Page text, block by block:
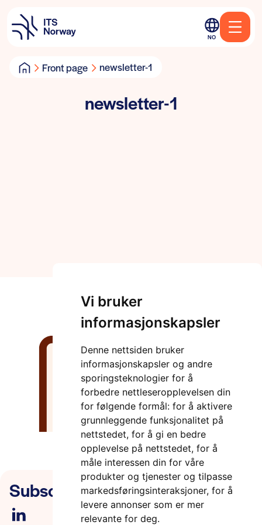
Vi bruker
informasjonskapsler
Denne nettsiden bruker
informasjonskapsler og andre
sporingsteknologier for å
forbedre nettleseropplevelsen din
for følgende formål: for å aktivere
grunnleggende funksjonalitet på
nettstedet, for å gi en bedre
opplevelse på nettstedet, for å
måle interessen din for våre
produkter og tjenester og tilpasse
markedsføringsinteraksjoner, for å
levere annonser som er mer
relevante for deg.
NO
Front page newsletter-1
newsletter-1
Subscribe to our newsletter